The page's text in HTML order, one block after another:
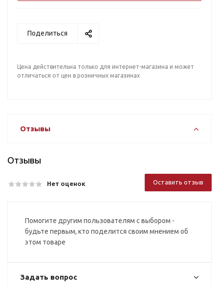
Поделиться
Цена действительна только для интернет-магазина и может
отличаться от цен в розничных магазинах
Отзывы
Отзывы
Нет оценок Оставить отзыв
Помогите другим пользователям с выбором -
будьте первым, кто поделится своим мнением об
этом товаре
Задать вопрос